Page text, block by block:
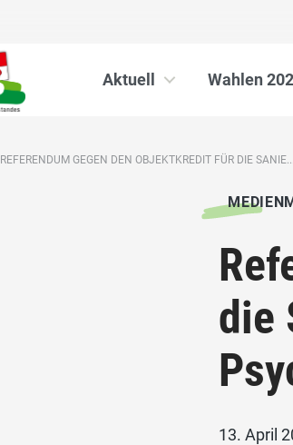
Aktuell Wahlen
REFERENDUM GEGEN DEN OBJEKTKREDIT FÜR DIE SANIE...
die
13. April